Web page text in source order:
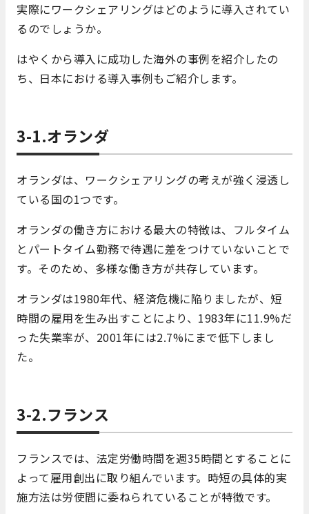
実際にワークシェアリングはどのように導入されてい
るのでしょうか。
はやくから導入に成功した海外の事例を紹介したの
ち、日本における導入事例もご紹介します。
3-1.オランダ
オランダは、ワークシェアリングの考えが強く浸透し
ている国の1つです。
オランダの働き方における最大の特徴は、フルタイム
とパートタイム勤務で待遇に差をつけていないことで
す。そのため、多様な働き方が共存しています。
オランダは1980年代、経済危機に陥りましたが、短
時間の雇用を生み出すことにより、1983年に11.9%だ
った失業率が、2001年には2.7%にまで低下しまし
た。
3-2.フランス
フランスでは、法定労働時間を週35時間とすることに
よって雇用創出に取り組んでいます。時短の具体的実
施方法は労使間に委ねられていることが特徴です。